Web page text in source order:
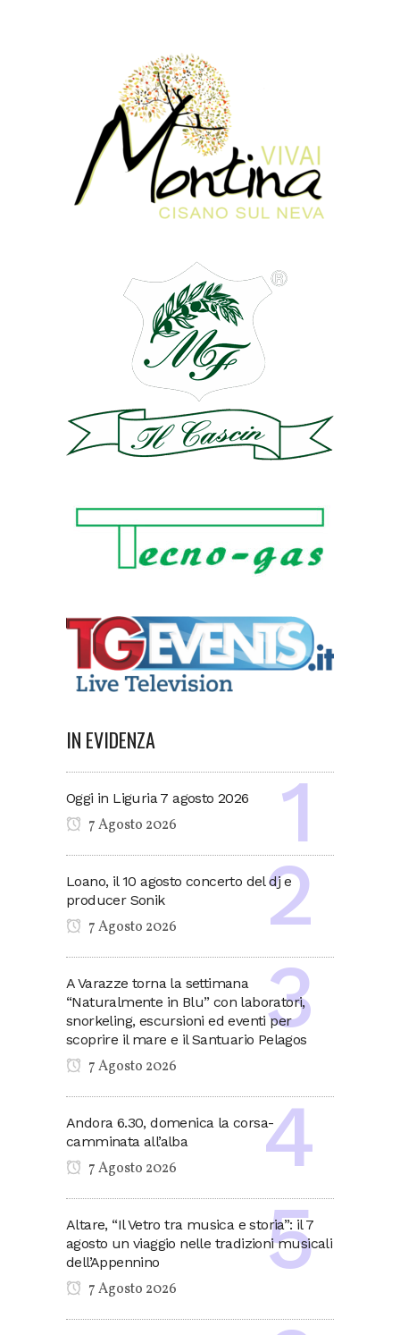
IN EVIDENZA
Oggi in Liguria 7 agosto 2026
7 Agosto 2026
Loano, il 10 agosto concerto del dj e
producer Sonik
7 Agosto 2026
A Varazze torna la settimana
“Naturalmente in Blu” con laboratori,
snorkeling, escursioni ed eventi per
scoprire il mare e il Santuario Pelagos
7 Agosto 2026
Andora 6.30, domenica la corsa-
camminata all’alba
7 Agosto 2026
Altare, “Il Vetro tra musica e storia”: il 7
agosto un viaggio nelle tradizioni musicali
dell’Appennino
7 Agosto 2026